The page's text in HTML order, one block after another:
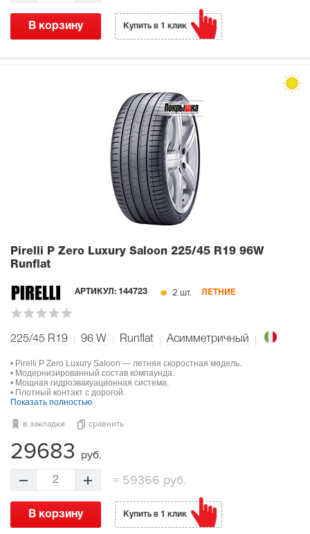
В корзину Купить в 1 клик
Pirelli P Zero Luxury Saloon 225/45 R19 96W
Runflat
АРТИКУЛ: 144723 2 шт. ЛЕТНИЕ
225/45 R19 96 W Runflat Асимметричный
• Pirelli P Zero Luxury Saloon — летняя скоростная модель.
• Модернизированный состав компаунда.
• Мощная гидроэвакуационная система.
• Плотный контакт с дорогой.
Показать полностью
в закладки сравнить
29683 руб.
2 =59366 руб.
В корзину Купить в 1 клик